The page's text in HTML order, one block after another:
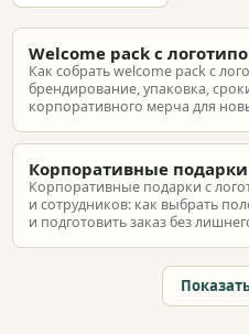
Welcome pack с
Как собрать welcome pack с
брендирование, упаковка,
корпоративного мерча для
Корпоративные
Корпоративные подарки с
и сотрудников: как выбрать
и подготовить заказ без